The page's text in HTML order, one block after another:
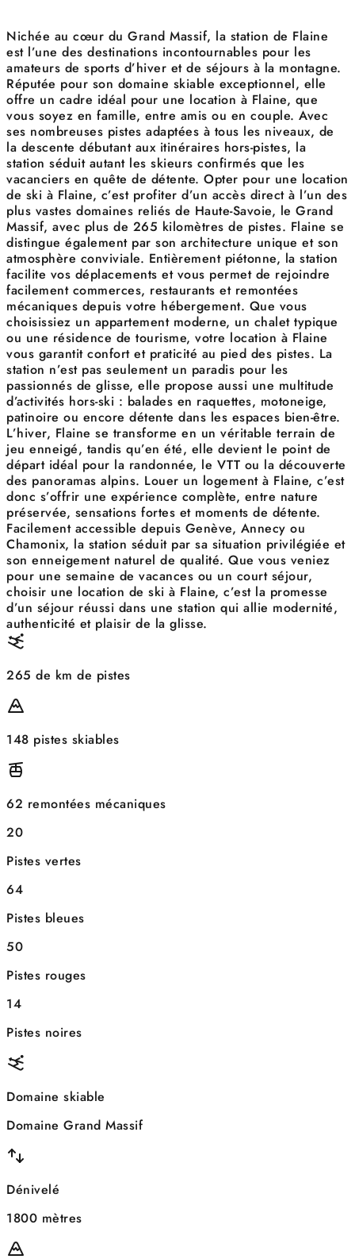
Nichée au cœur du Grand Massif, la station de Flaine
est l’une des destinations incontournables pour les
amateurs de sports d’hiver et de séjours à la montagne.
Réputée pour son domaine skiable exceptionnel, elle
offre un cadre idéal pour une location à Flaine, que
vous soyez en famille, entre amis ou en couple. Avec
ses nombreuses pistes adaptées à tous les niveaux, de
la descente débutant aux itinéraires hors-pistes, la
station séduit autant les skieurs confirmés que les
vacanciers en quête de détente. Opter pour une location
de ski à Flaine, c’est profiter d’un accès direct à l’un des
plus vastes domaines reliés de Haute-Savoie, le Grand
Massif, avec plus de 265 kilomètres de pistes. Flaine se
distingue également par son architecture unique et son
atmosphère conviviale. Entièrement piétonne, la station
facilite vos déplacements et vous permet de rejoindre
facilement commerces, restaurants et remontées
mécaniques depuis votre hébergement. Que vous
choisissiez un appartement moderne, un chalet typique
ou une résidence de tourisme, votre location à Flaine
vous garantit confort et praticité au pied des pistes. La
station n’est pas seulement un paradis pour les
passionnés de glisse, elle propose aussi une multitude
d’activités hors-ski : balades en raquettes, motoneige,
patinoire ou encore détente dans les espaces bien-être.
L’hiver, Flaine se transforme en un véritable terrain de
jeu enneigé, tandis qu’en été, elle devient le point de
départ idéal pour la randonnée, le VTT ou la découverte
des panoramas alpins. Louer un logement à Flaine, c’est
donc s’offrir une expérience complète, entre nature
préservée, sensations fortes et moments de détente.
Facilement accessible depuis Genève, Annecy ou
Chamonix, la station séduit par sa situation privilégiée et
son enneigement naturel de qualité. Que vous veniez
pour une semaine de vacances ou un court séjour,
choisir une location de ski à Flaine, c’est la promesse
d’un séjour réussi dans une station qui allie modernité,
authenticité et plaisir de la glisse.
265 de km de pistes
148 pistes skiables
62 remontées mécaniques
20
Pistes vertes
64
Pistes bleues
50
Pistes rouges
14
Pistes noires
Domaine skiable
Domaine Grand Massif
Dénivelé
1800 mètres